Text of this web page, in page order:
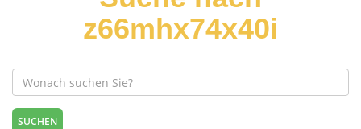
z66mhx74x40i
SUCHEN